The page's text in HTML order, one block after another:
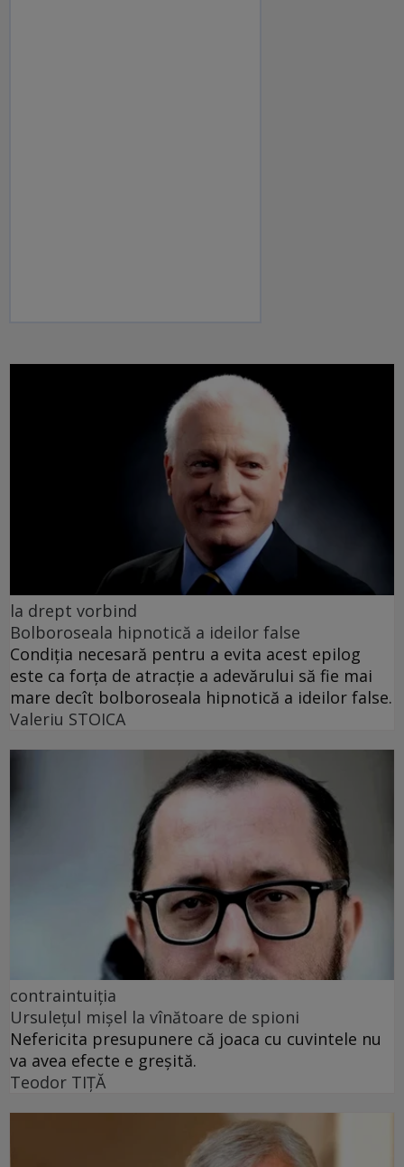
la drept vorbind
Bolboroseala hipnotică a ideilor false
Condiția necesară pentru a evita acest epilog
este ca forța de atracție a adevărului să fie mai
mare decît bolboroseala hipnotică a ideilor false.
Valeriu STOICA
contraintuiția
Ursulețul mișel la vînătoare de spioni
Nefericita presupunere că joaca cu cuvintele nu
va avea efecte e greșită.
Teodor TIŢĂ